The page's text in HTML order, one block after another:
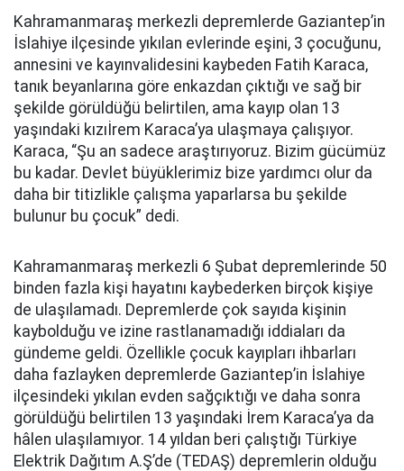
Kahramanmaraş merkezli depremlerde Gaziantep’in
İslahiye ilçesinde yıkılan evlerinde eşini, 3 çocuğunu,
annesini ve kayınvalidesini kaybeden Fatih Karaca,
tanık beyanlarına göre enkazdan çıktığı ve sağ bir
şekilde görüldüğü belirtilen, ama kayıp olan 13
yaşındaki kızıİrem Karaca’ya ulaşmaya çalışıyor.
Karaca, “Şu an sadece araştırıyoruz. Bizim gücümüz
bu kadar. Devlet büyüklerimiz bize yardımcı olur da
daha bir titizlikle çalışma yaparlarsa bu şekilde
bulunur bu çocuk” dedi.
Kahramanmaraş merkezli 6 Şubat depremlerinde 50
binden fazla kişi hayatını kaybederken birçok kişiye
de ulaşılamadı. Depremlerde çok sayıda kişinin
kaybolduğu ve izine rastlanamadığı iddiaları da
gündeme geldi. Özellikle çocuk kayıpları ihbarları
daha fazlayken depremlerde Gaziantep’in İslahiye
ilçesindeki yıkılan evden sağçıktığı ve daha sonra
görüldüğü belirtilen 13 yaşındaki İrem Karaca’ya da
hâlen ulaşılamıyor. 14 yıldan beri çalıştığı Türkiye
Elektrik Dağıtım A.Ş’de (TEDAŞ) depremlerin olduğu